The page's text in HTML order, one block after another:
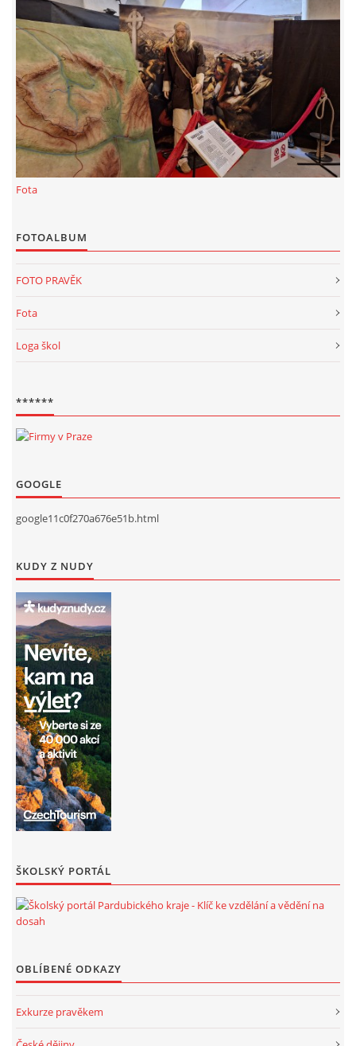
Šárka Dvořáková
Jaurisova 515
Praha
IČO 09106359
DIČO:CZ09106359
Datová schránka: h923ws4
+420 722 300123
sarka.dvorakova@ceske-dejiny.cz
Fota
FOTOALBUM
FOTO PRAVĚK
Fota
Loga škol
******
GOOGLE
google11c0f270a676e51b.html
KUDY Z NUDY
ŠKOLSKÝ PORTÁL
OBLÍBENÉ ODKAZY
Exkurze pravěkem